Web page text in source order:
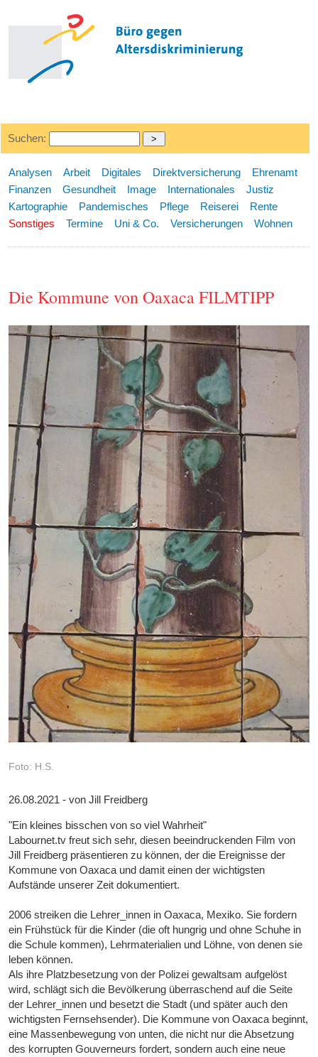
Suchen:
Analysen Arbeit Digitales Direktversicherung
Ehrenamt
Finanzen
Gesundheit Image Internationales
Justiz
Kartographie
Pandemisches Pflege Reiserei
Rente
Sonstiges
Termine Uni & Co. Versicherungen Wohnen
Die Kommune von Oaxaca FILMTIPP
Foto: H.S.
26.08.2021 - von Jill Freidberg
"Ein kleines bisschen von so viel Wahrheit"
Labournet.tv freut sich sehr, diesen beeindruckenden Film von
Jill Freidberg präsentieren zu können, der die Ereignisse der
Kommune von Oaxaca und damit einen der wichtigsten
Aufstände unserer Zeit dokumentiert.
2006 streiken die Lehrer_innen in Oaxaca, Mexiko. Sie fordern
ein Frühstück für die Kinder (die oft hungrig und ohne Schuhe in
die Schule kommen), Lehrmaterialien und Löhne, von denen sie
leben können.
Als ihre Platzbesetzung von der Polizei gewaltsam aufgelöst
wird, schlägt sich die Bevölkerung überraschend auf die Seite
der Lehrer_innen und besetzt die Stadt (und später auch den
wichtigsten Fernsehsender). Die Kommune von Oaxaca beginnt,
eine Massenbewegung von unten, die nicht nur die Absetzung
des korrupten Gouverneurs fordert, sondern auch eine neue